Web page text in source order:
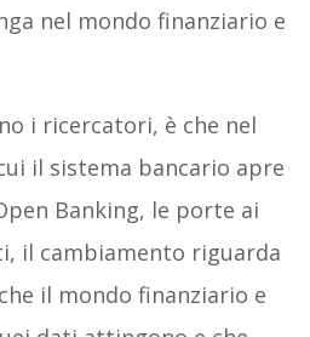
nel mondo finanziario e
i ricercatori, è che nel
il sistema bancario apre
Banking, le porte ai
il cambiamento riguarda
il mondo finanziario e